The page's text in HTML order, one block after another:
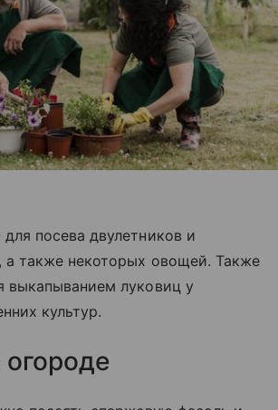
посева двулетников и
, а также некоторых овощей. Также
выкапыванием луковиц у
культур.